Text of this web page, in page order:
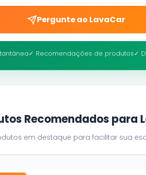
Pergunte ao LavaCar
✓ Recomendações de produtos✓
Recomendados para
em destaque para facilitar sua